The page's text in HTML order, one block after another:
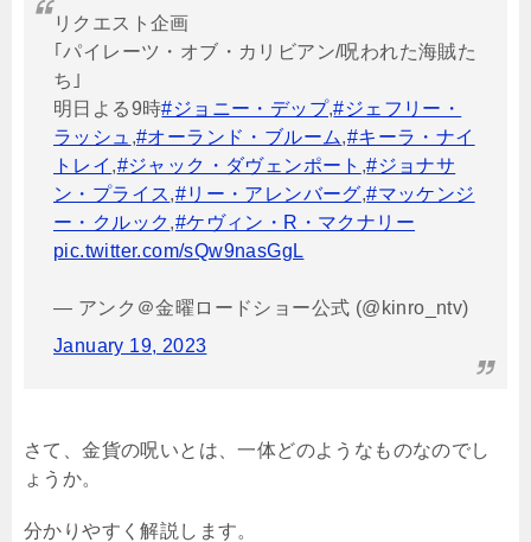
リクエスト企画
｢パイレーツ・オブ・カリビアン/呪われた海賊た
ち｣
明日よる9時#ジョニー・デップ,#ジェフリー・
ラッシュ ,#オーランド・ブルーム,#キーラ・ナイ
トレイ ,#ジャック・ダヴェンポート ,#ジョナサ
ン・プライス,#リー・アレンバーグ,#マッケンジ
ー・クルック,#ケヴィン・R・マクナリー
pic.twitter.com/sQw9nasGgL
— アンク＠金曜ロードショー公式 (@kinro_ntv)
January 19, 2023
さて、金貨の呪いとは、一体どのようなものなのでし
ょうか。
分かりやすく解説します。